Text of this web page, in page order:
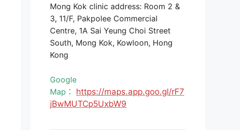
Mong Kok clinic address: Room 2 &
3, 11/F, Pakpolee Commercial
Centre, 1A Sai Yeung Choi Street
South, Mong Kok, Kowloon, Hong
Kong
Google
Map： https://maps.app.goo.gl/rF7
jBwMUTCp5UxbW9